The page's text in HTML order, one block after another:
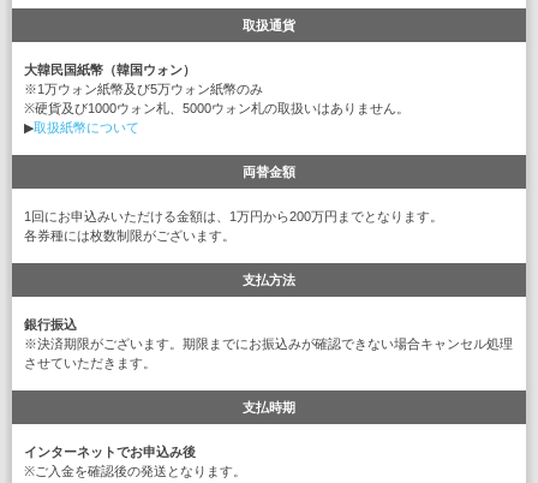
取扱通貨
大韓民国紙幣（韓国ウォン）
※1万ウォン紙幣及び5万ウォン紙幣のみ
※硬貨及び1000ウォン札、5000ウォン札の取扱いはありません。
▶取扱紙幣について
両替金額
1回にお申込みいただける金額は、1万円から200万円までとなります。
各券種には枚数制限がございます。
支払方法
銀行振込
※決済期限がございます。期限までにお振込みが確認できない場合キャンセル処理
させていただきます。
支払時期
インターネットでお申込み後
※ご入金を確認後の発送となります。